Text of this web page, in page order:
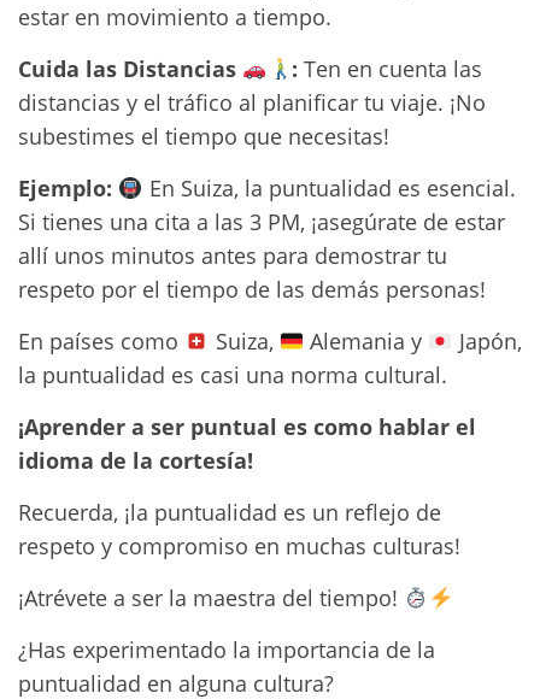
estar en movimiento a tiempo.
Cuida las Distancias
: Ten en cuenta las
distancias y el tráfico al planificar tu viaje. ¡No
subestimes el tiempo que necesitas!
Ejemplo:
En Suiza, la puntualidad es esencial.
Si tienes una cita a las 3 PM, ¡asegúrate de estar
allí unos minutos antes para demostrar tu
respeto por el tiempo de las demás personas!
En países como
Suiza, Alemania y
Japón,
la puntualidad es casi una norma cultural.
¡Aprender a ser puntual es como hablar el
idioma de la cortesía!
Recuerda, ¡la puntualidad es un reflejo de
respeto y compromiso en muchas culturas!
¡Atrévete a ser la maestra del tiempo!
¿Has experimentado la importancia de la
puntualidad en alguna cultura?